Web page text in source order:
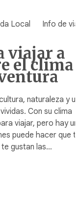
Local Info de
viajar a
el clima
naturaleza y un
Con su clima
viajar, pero hay un
puede hacer que
te gustan las…